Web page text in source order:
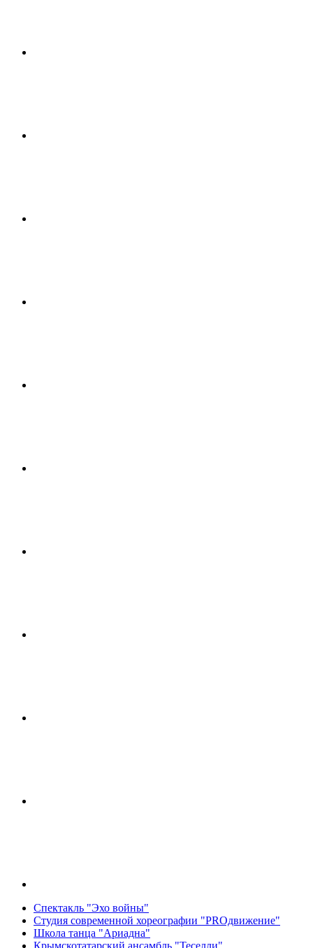
Спектакль "Эхо войны"
Студия современной хореографии "PROдвижение"
Школа танца "Ариадна"
Крымскотатарский ансамбль "Теселли"